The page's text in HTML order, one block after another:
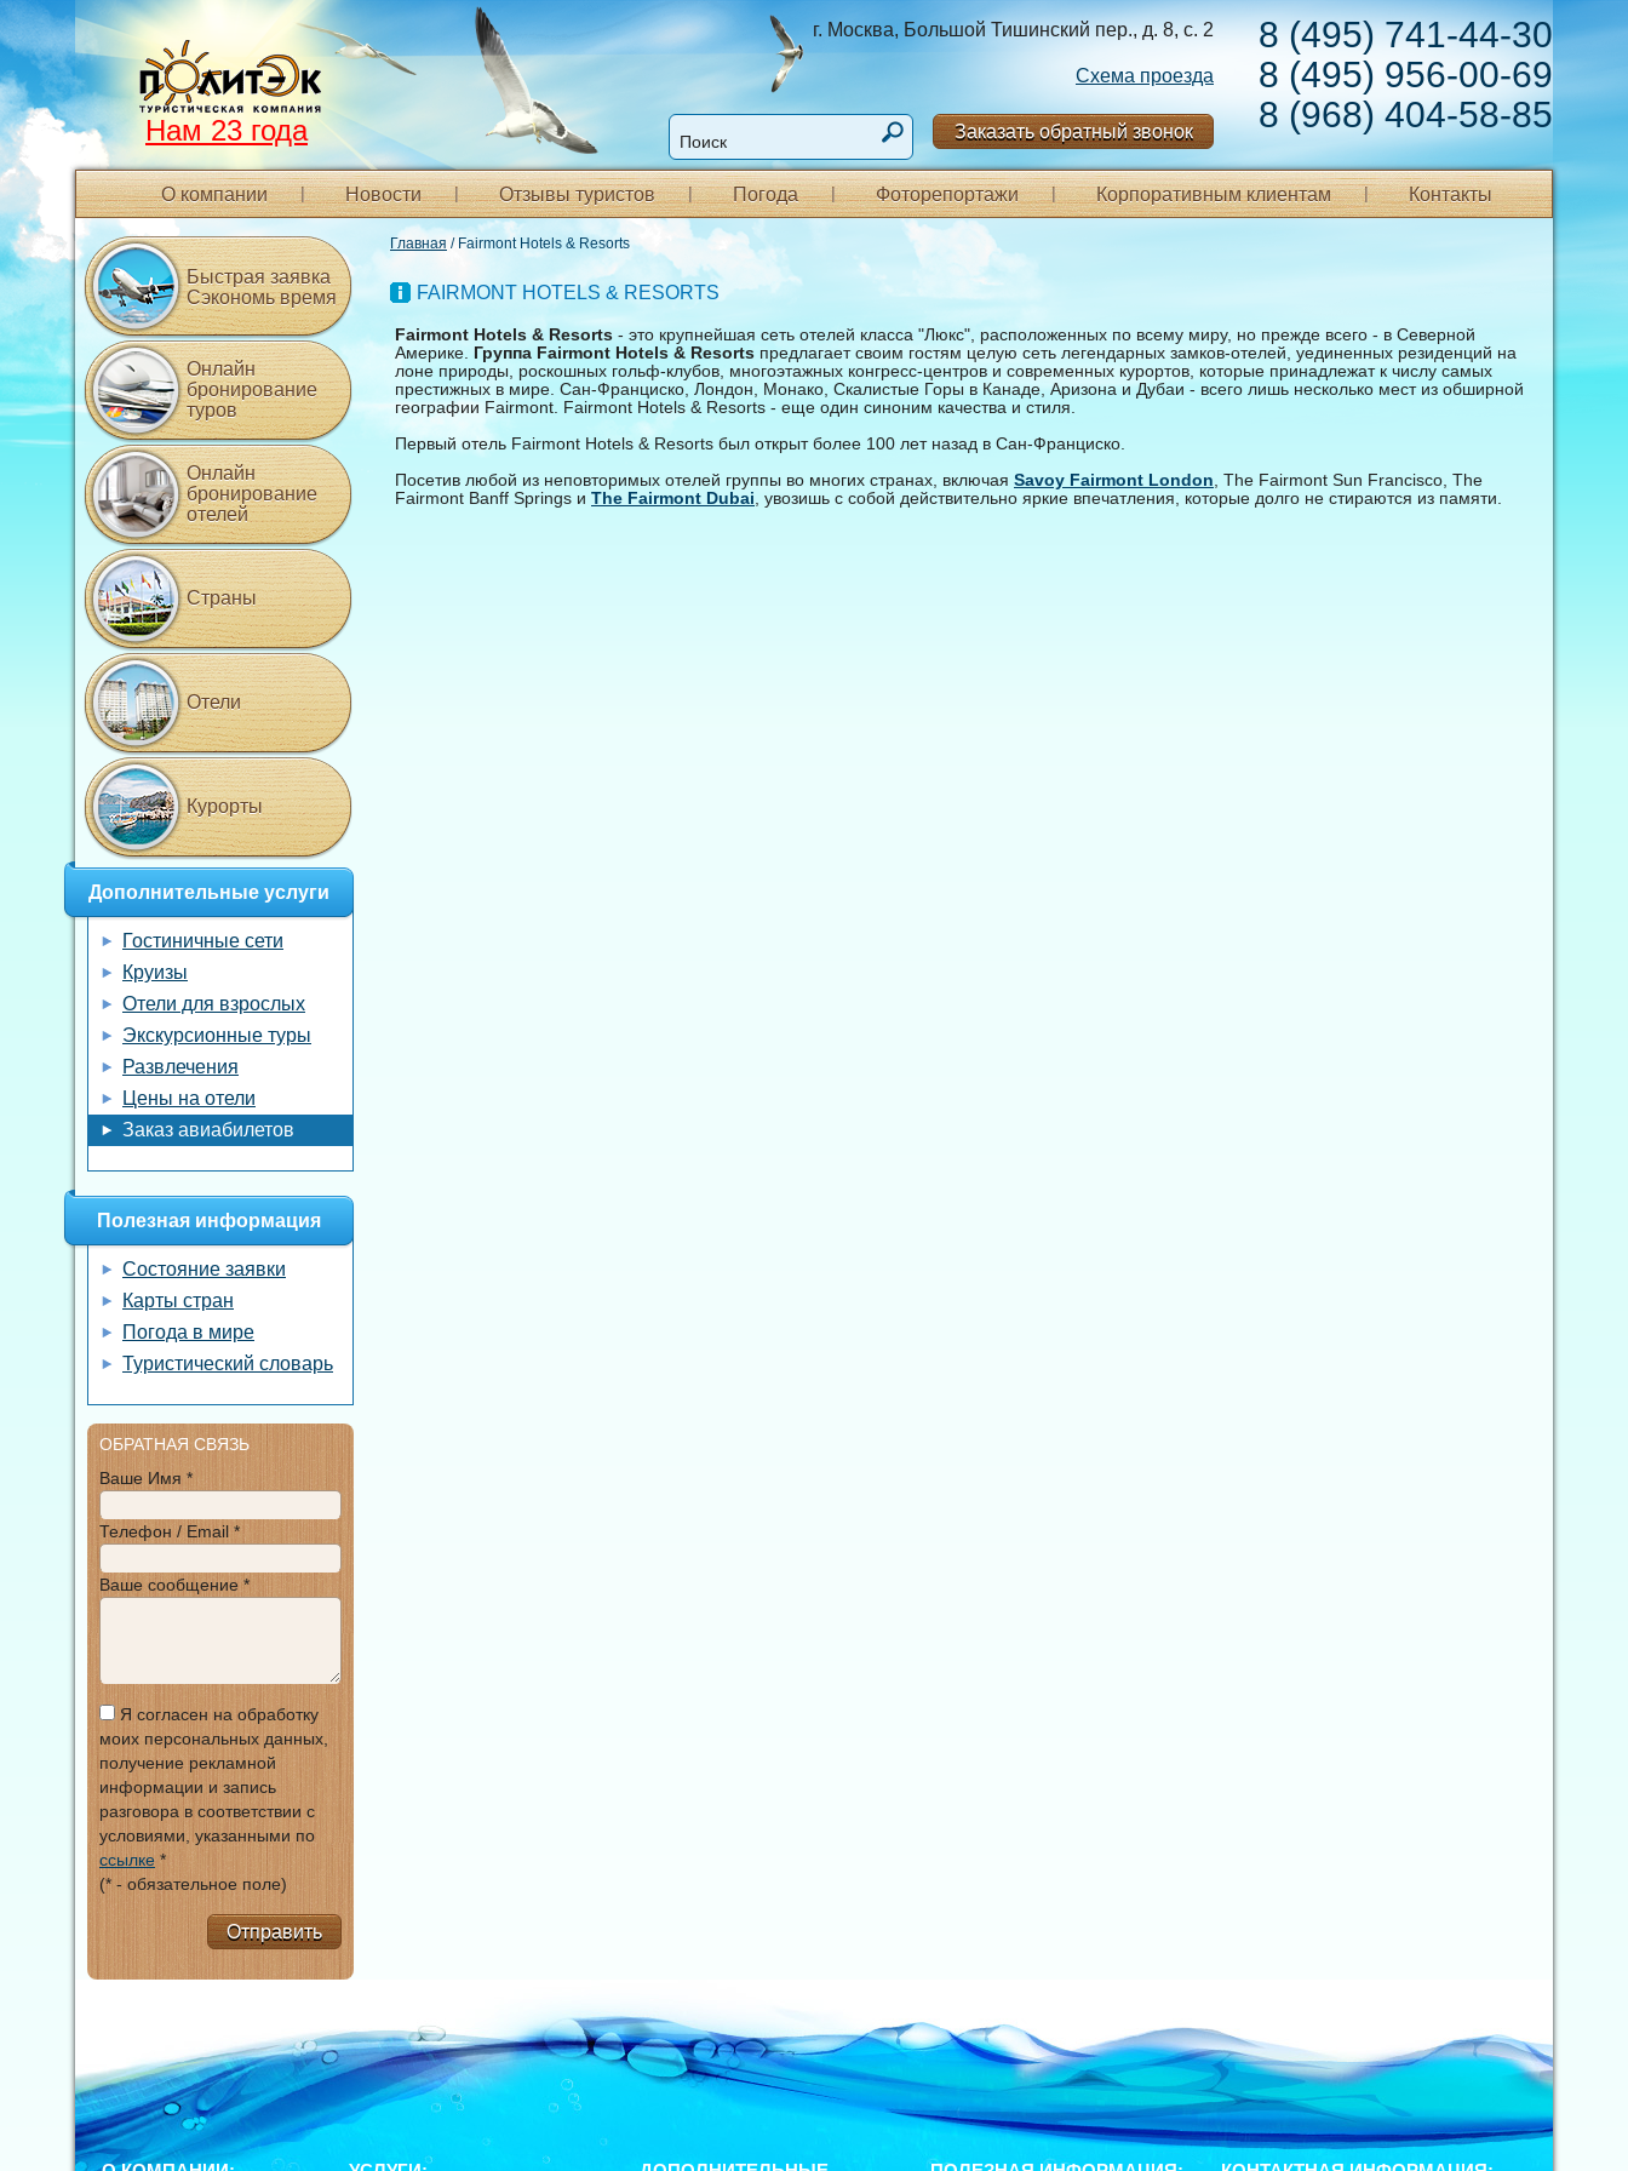
8 (495) 741-44-30
8 (495) 956-00-69
8 (968) 404-58-85
г. Москва, Большой Тишинский пер., д. 8, с. 2
Схема проезда
Заказать обратный звонок
Нам 23 года
О компании Новости Отзывы туристов Погода Фоторепортажи Корпоративным клиентам Контакты
Главная / Fairmont Hotels & Resorts
FAIRMONT HOTELS & RESORTS
Fairmont Hotels & Resorts - это крупнейшая сеть отелей класса "Люкс", расположенных по всему миру, но прежде всего - в Северной
Америке. Группа Fairmont Hotels & Resorts предлагает своим гостям целую сеть легендарных замков-отелей, уединенных резиденций на
лоне природы, роскошных гольф-клубов, многоэтажных конгресс-центров и современных курортов, которые принадлежат к числу самых
престижных в мире. Сан-Франциско, Лондон, Монако, Скалистые Горы в Канаде, Аризона и Дубаи - всего лишь несколько мест из обширной
географии Fairmont. Fairmont Hotels & Resorts - еще один синоним качества и стиля.
Первый отель Fairmont Hotels & Resorts был открыт более 100 лет назад в Сан-Франциско.
Посетив любой из неповторимых отелей группы во многих странах, включая Savoy Fairmont London , The Fairmont Sun Francisco, The
Fairmont Banff Springs и The Fairmont Dubai , увозишь с собой действительно яркие впечатления, которые долго не стираются из памяти.
Быстрая заявка
Сэкономь время
Онлайн
бронирование
туров
Онлайн
бронирование
отелей
Страны
Отели
Курорты
Дополнительные услуги
Гостиничные сети
Круизы
Отели для взрослых
Экскурсионные туры
Развлечения
Цены на отели
Заказ авиабилетов
Полезная информация
Состояние заявки
Карты стран
Погода в мире
Туристический словарь
ОБРАТНАЯ СВЯЗЬ
Ваше Имя *
Телефон / Email *
Ваше сообщение *
Я согласен на обработку
моих персональных данных,
получение рекламной
информации и запись
разговора в соответствии с
условиями, указанными по
ссылке *
(* - обязательное поле)
Отправить